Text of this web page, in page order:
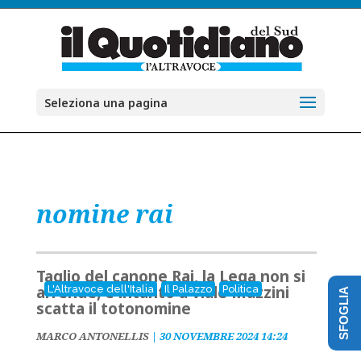
Seleziona una pagina
nomine rai
L'Altravoce dell'Italia Il Palazzo Politica
Taglio del canone Rai, la Lega non si
arrende, e intanto a viale Mazzini
scatta il totonomine
MARCO ANTONELLIS| 30 NOVEMBRE 2024 14:24 SFOGLIA